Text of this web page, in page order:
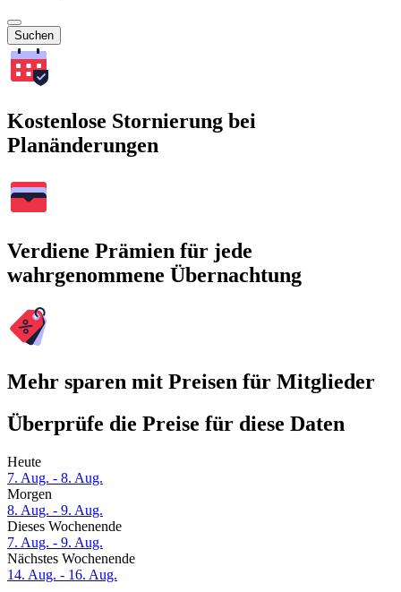
Suchen
Kostenlose Stornierung bei
Planänderungen
Verdiene Prämien für jede
wahrgenommene Übernachtung
Mehr sparen mit Preisen für Mitglieder
Überprüfe die Preise für diese Daten
Heute
7. Aug. - 8. Aug.
Morgen
8. Aug. - 9. Aug.
Dieses Wochenende
7. Aug. - 9. Aug.
Nächstes Wochenende
14. Aug. - 16. Aug.